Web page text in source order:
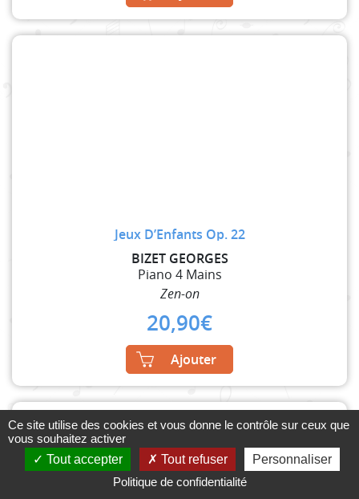
Jeux D’Enfants Op. 22
BIZET GEORGES
Piano 4 Mains
Zen-on
20,90€
Ajouter
Ce site utilise des cookies et vous donne le contrôle sur ceux que
vous souhaitez activer
Tout accepter
Tout refuser
Personnaliser
Politique de confidentialité